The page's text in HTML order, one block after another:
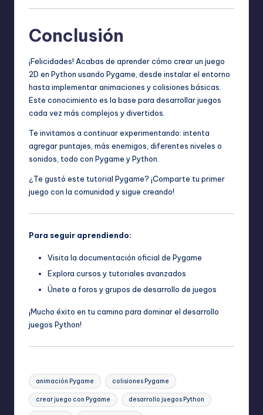
Conclusión
¡Felicidades! Acabas de aprender cómo crear un juego
2D en Python usando Pygame, desde instalar el entorno
hasta implementar animaciones y colisiones básicas.
Este conocimiento es la base para desarrollar juegos
cada vez más complejos y divertidos.
Te invitamos a continuar experimentando: intenta
agregar puntajes, más enemigos, diferentes niveles o
sonidos, todo con Pygame y Python.
¿Te gustó este tutorial Pygame? ¡Comparte tu primer
juego con la comunidad y sigue creando!
Para seguir aprendiendo:
Visita la documentación oficial de Pygame
Explora cursos y tutoriales avanzados
Únete a foros y grupos de desarrollo de juegos
¡Mucho éxito en tu camino para dominar el desarrollo
juegos Python!
Etiquetas:
animación Pygame colisiones Pygame
crear juego con Pygame desarrollo juegos Python